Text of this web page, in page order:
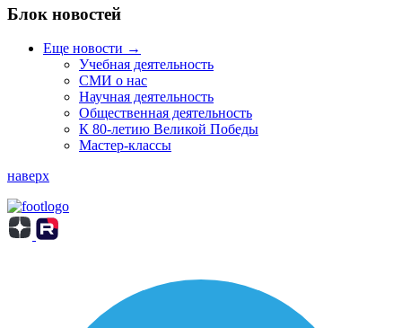
Блок новостей
Еще новости →
Учебная деятельность
СМИ о нас
Научная деятельность
Общественная деятельность
К 80-летию Великой Победы
Мастер-классы
наверх